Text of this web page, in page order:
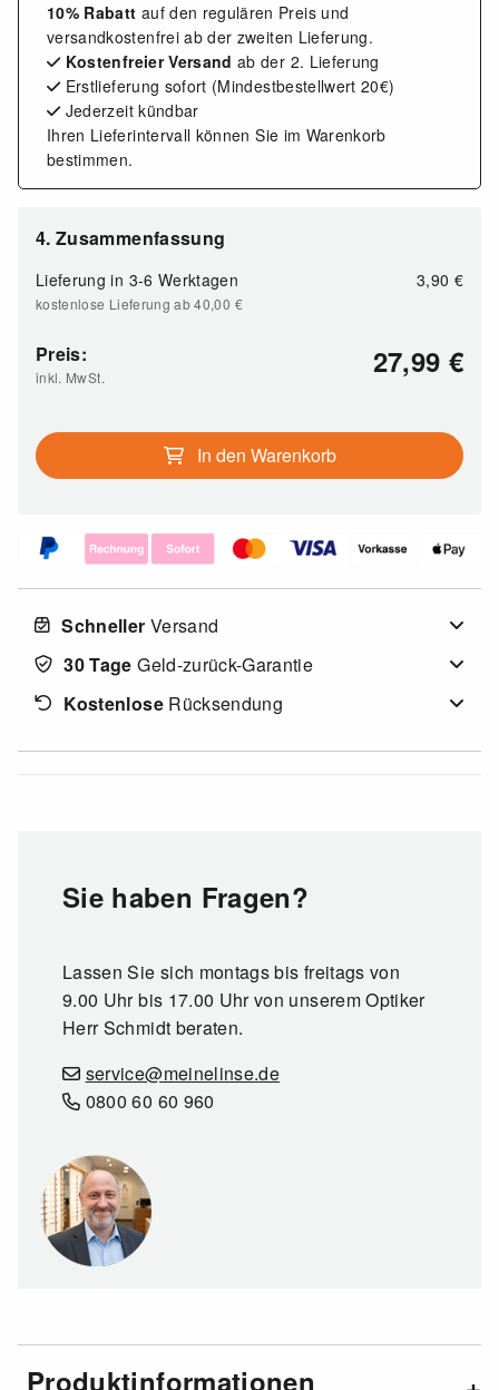
10% Rabatt auf den regulären Preis und
versandkostenfrei ab der zweiten Lieferung.
Kostenfreier Versand ab der 2. Lieferung
Erstlieferung sofort (Mindestbestellwert 20€)
Jederzeit kündbar
Ihren Lieferintervall können Sie im Warenkorb
bestimmen.
4. Zusammenfassung
Lieferung in 3-6 Werktagen 3,90 €
kostenlose Lieferung ab 40,00 €
Preis:
inkl. MwSt. 27,99 €
In den Warenkorb
Schneller Versand
30 Tage Geld-zurück-Garantie
KostenloseRücksendung
Sie haben Fragen?
Lassen Sie sich montags bis freitags von
9.00 Uhr bis 17.00 Uhr von unserem Optiker
Herr Schmidt beraten.
service@meinelinse.de
0800 60 60 960
Produktinformationen